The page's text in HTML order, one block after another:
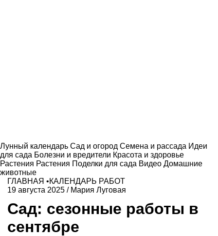
Лунный календарь Сад и огород Семена и рассада Идеи
для сада Болезни и вредители Красота и здоровье
Растения Растения Поделки для сада Видео Домашние
животные
ГЛАВНАЯ •КАЛЕНДАРЬ РАБОТ
19 августа 2025 / Мария Луговая
Сад: сезонные работы в
сентябре